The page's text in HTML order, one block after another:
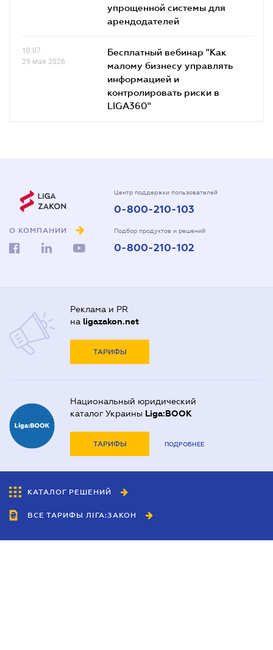
упрощенной системы для
арендодателей
10.07
29 мая 2026
Бесплатный вебинар "Как
малому бизнесу управлять
информацией и
контролировать риски в
LIGA360"
О КОМПАНИИ
Центр поддержки пользователей
0-800-210-103
Подбор продуктов и решений
0-800-210-102
Реклама и PR
на ligazakon.net
ТАРИФЫ
Национальный юридический
каталог Украины Liga:BOOK
ТАРИФЫ ПОДРОБНЕЕ
КАТАЛОГ РЕШЕНИЙ
ВСЕ ТАРИФЫ ЛІГА:ЗАКОН